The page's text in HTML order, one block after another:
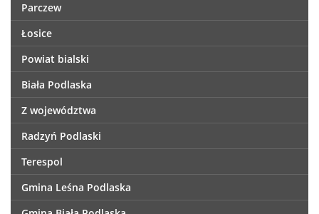
Parczew
Łosice
Powiat bialski
Biała Podlaska
Z województwa
Radzyń Podlaski
Terespol
Gmina Leśna Podlaska